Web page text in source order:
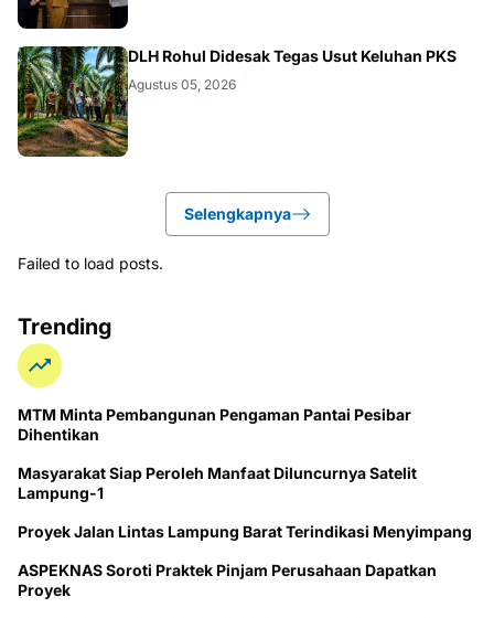
DAERAH DLH Rohul Didesak Tegas Usut Keluhan PKS
Agustus 05, 2026
Selengkapnya
Failed to load posts.
Trending
MTM Minta Pembangunan Pengaman Pantai Pesibar
Dihentikan
Masyarakat Siap Peroleh Manfaat Diluncurnya Satelit
Lampung-1
Proyek Jalan Lintas Lampung Barat Terindikasi Menyimpang
ASPEKNAS Soroti Praktek Pinjam Perusahaan Dapatkan
Proyek